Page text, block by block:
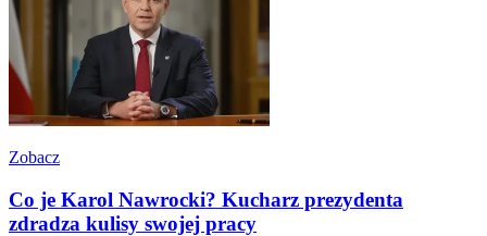
Zobacz
Co je Karol Nawrocki? Kucharz prezydenta
zdradza kulisy swojej pracy